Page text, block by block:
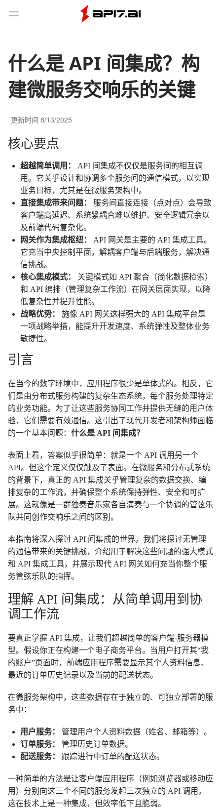
Toggle Menu
什么是 API 间集成？构
建微服务交响乐的关键
更新时间 8/13/2025
核心要点
超越简单调用：
API 间集成不仅仅是服务间的相互调
用。它关乎设计和协调多个服务间的通信模式，以实现
业务目标，尤其是在微服务架构中。
直接集成带来问题：
服务间直接连接（点对点）会导致
客户端高延迟、系统紧耦合难以维护、安全逻辑冗余以
及前端代码复杂化。
网关作为集成枢纽：
API 网关是主要的 API 集成工具。
它充当中央控制平面，解耦客户端与后端服务，解决通
信挑战。
核心集成模式：
关键模式如 API 聚合（简化数据检索）
和 API 编排（管理复杂工作流）在网关层面实现，以降
低复杂性并提升性能。
战略优势：
施像 API 网关这样强大的 API 集成平台是
一项战略举措，能提升开发速度、系统弹性及整体业务
敏捷性。
引言
在当今的数字环境中，应用程序很少是单体式的。相反，它
们是由分布式服务构建的复杂生态系统，每个服务处理特定
的业务功能。为了让这些服务协同工作并提供无缝的用户体
验，它们需要有效通信。这引出了现代开发者和架构师面临
的一个基本问题： 什么是 API 间集成？
表面上看，答案似乎很简单：就是一个 API 调用另一个
API。但这个定义仅仅触及了表面。在微服务和分布式系统
的背景下，真正的 API 集成关乎管理复杂的数据交换、编
排复杂的工作流，并确保整个系统保持弹性、安全和可扩
展。这就像是一群独奏音乐家各自演奏与一个协调的管弦乐
队共同创作交响乐之间的区别。
本指南将深入探讨 API 间集成的世界。我们将探讨无管理
的通信带来的关键挑战，介绍用于解决这些问题的强大模式
和 API 集成工具，并展示现代 API 网关如何充当你整个服
务管弦乐队的指挥。
理解 API 间集成：从简单调用到协
调工作流
要真正掌握 API 集成，让我们超越简单的客户端-服务器模
型。假设你正在构建一个电子商务平台。当用户打开其“我
的账户”页面时，前端应用程序需要显示其个人资料信息、
最近的订单历史记录以及当前的配送状态。
在微服务架构中，这些数据存在于独立的、可独立部署的服
务中：
用户服务：
管理用户个人资料数据（姓名、邮箱等）。
订单服务：
管理历史订单数据。
配送服务：
跟踪进行中订单的配送状态。
一种简单的方法是让客户端应用程序（例如浏览器或移动应
用）分别向这三个不同的服务发起三次独立的 API 调用。
这在技术上是一种集成，但效率低下且脆弱。